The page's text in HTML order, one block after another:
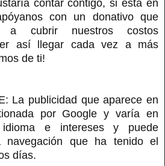
contar contigo, si está en
con un donativo que
a cubrir nuestros costos
así llegar cada vez a más
de ti!
La publicidad que aparece en
por Google y varía en
e intereses y puede
navegación que ha tenido el
días.